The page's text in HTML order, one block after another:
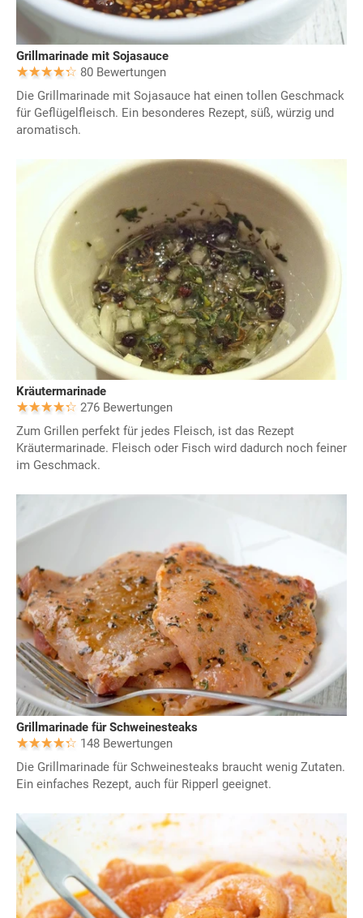
Grillmarinade mit Sojasauce
80 Bewertungen
Die Grillmarinade mit Sojasauce hat einen tollen Geschmack
für Geflügelfleisch. Ein besonderes Rezept, süß, würzig und
aromatisch.
Kräutermarinade
276 Bewertungen
Zum Grillen perfekt für jedes Fleisch, ist das Rezept
Kräutermarinade. Fleisch oder Fisch wird dadurch noch feiner
im Geschmack.
Grillmarinade für Schweinesteaks
148 Bewertungen
Die Grillmarinade für Schweinesteaks braucht wenig Zutaten.
Ein einfaches Rezept, auch für Ripperl geeignet.